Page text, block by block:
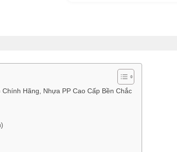
Hãng, Nhựa PP Cao Cấp Bền Chắc